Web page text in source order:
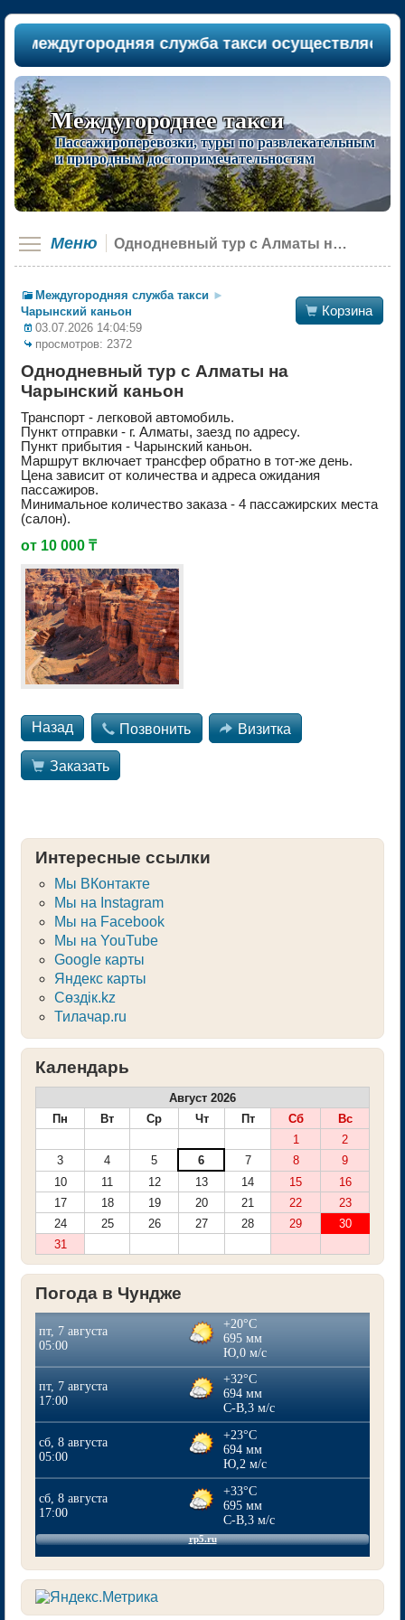
междугородняя служба такси осуществляет
Междугороднее такси
Пассажироперевозки, туры по развлекательным
и природным достопримечательностям
Меню Однодневный тур с Алматы на Чарынский каньон
 Корзина
Междугородняя служба такси ►
Чарынский каньон
03.07.2026 14:04:59
просмотров: 2372
Однодневный тур с Алматы на
Чарынский каньон
Транспорт - легковой автомобиль.
Пункт отправки - г. Алматы, заезд по адресу.
Пункт прибытия - Чарынский каньон.
Маршрут включает трансфер обратно в тот-же день.
Цена зависит от количества и адреса ожидания
пассажиров.
Минимальное количество заказа - 4 пассажирских места
(салон).
от 10 000 ₸
Назад  Позвонить  Визитка
 Заказать
Интересные ссылки
Мы ВКонтакте
Мы на Instagram
Мы на Facebook
Мы на YouTube
Google карты
Яндекс карты
Сөздік.kz
Тилачар.ru
Календарь
Август 2026
Пн
Вт Ср Чт Пт Сб
Вс
1
2
3
4 5 6 7 8
9
10
11 12 13 14 15
16
17
18 19 20 21 22
23
24
25 26 27 28 29
30
31
Погода в Чундже